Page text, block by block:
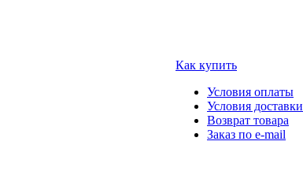
Как купить
Условия оплаты
Условия доставки
Возврат товара
Заказ по e-mail